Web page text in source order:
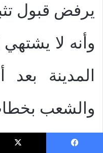
يرفض قبول
وأنه لا
المدينة
والشعب
للغاية، ثم